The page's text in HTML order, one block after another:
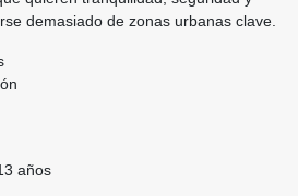
demasiado de zonas urbanas clave.
años